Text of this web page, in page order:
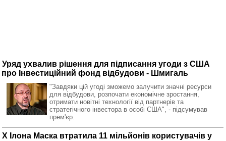
Уряд ухвалив рішення для підписання угоди з США
про Інвестиційний фонд відбудови - Шмигаль
"Завдяки цій угоді зможемо залучити значні ресурси
для відбудови, розпочати економічне зростання,
отримати новітні технології від партнерів та
стратегічного інвестора в особі США", - підсумував
прем'єр.
X Ілона Маска втратила 11 мільйонів користувачів у